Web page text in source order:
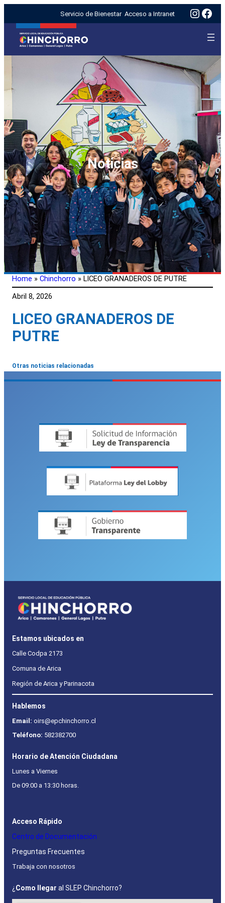
Servicio de Bienestar Acceso a Intranet
Noticias
Home » Chinchorro » LICEO GRANADEROS DE PUTRE
Abril 8, 2026
LICEO GRANADEROS DE
PUTRE
Otras noticias relacionadas
Estamos ubicados en
Calle Codpa 2173
Comuna de Arica
Región de Arica y Parinacota
Hablemos
Email: oirs@epchinchorro.cl
Teléfono: 582382700
Horario de Atención Ciudadana
Lunes a Viernes
De 09:00 a 13:30 horas.
Acceso Rápido
Centro de Documentación
Preguntas Frecuentes
Trabaja con nosotros
¿ Como llegar al SLEP Chinchorro?